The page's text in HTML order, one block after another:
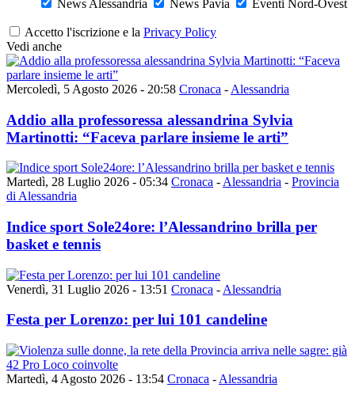
News Alessandria
News Pavia Eventi Nord-Ovest
Accetto l'iscrizione e la Privacy Policy
Vedi anche
Mercoledì, 5 Agosto 2026 - 20:58 Cronaca - Alessandria
Addio alla professoressa alessandrina Sylvia
Martinotti: “Faceva parlare insieme le arti”
Martedì, 28 Luglio 2026 - 05:34 Cronaca - Alessandria - Provincia
di Alessandria
Indice sport Sole24ore: l’Alessandrino brilla per
basket e tennis
Venerdì, 31 Luglio 2026 - 13:51 Cronaca - Alessandria
Festa per Lorenzo: per lui 101 candeline
Martedì, 4 Agosto 2026 - 13:54 Cronaca - Alessandria